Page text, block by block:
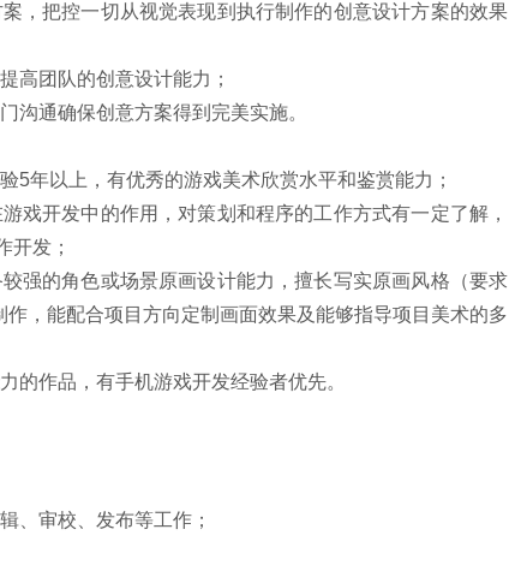
，把控一切从视觉表现到执行制作的创意设计方案的效果
高团队的创意设计能力；
沟通确保创意方案得到完美实施。
5年以上，有优秀的游戏美术欣赏水平和鉴赏能力；
戏开发中的作用，对策划和程序的工作方式有一定了解，
开发；
强的角色或场景原画设计能力，擅长写实原画风格（要求
，能配合项目方向定制画面效果及能够指导项目美术的多
的作品，有手机游戏开发经验者优先。
、审校、发布等工作；